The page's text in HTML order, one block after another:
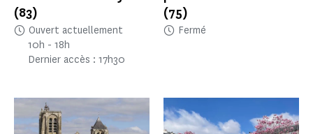
(83)
Ouvert actuellement
10h - 18h
Dernier accès : 17h30
(75)
Fermé